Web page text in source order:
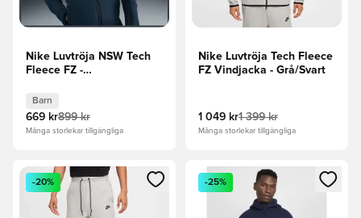
Nike Luvtröja NSW Tech
Fleece FZ -
Barn
669 kr899 kr
Många storlekar tillgängliga
Nike Luvtröja Tech Fleece
FZ Vindjacka - Grå/Svart
1 049 kr1 399 kr
Många storlekar tillgängliga
Öppnar en Modal för att logga in eller registrera dig som
-20%
Öppnar en Modal för att
-25%